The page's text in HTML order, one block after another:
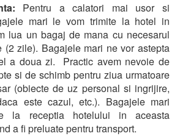
Pentru a calatori mai usor si
mari le vom trimite la hotel in
lua un bagaj de mana cu necesarul
(2 zile). Bagajele mari ne vor astepta
a doua zi. Practic avem nevoie de
si de schimb pentru ziua urmatoare
(obiecte de uz personal si ingrijire,
este cazul, etc.). Bagajele mari
la receptia hotelului in aceasta
a fi preluate pentru transport.